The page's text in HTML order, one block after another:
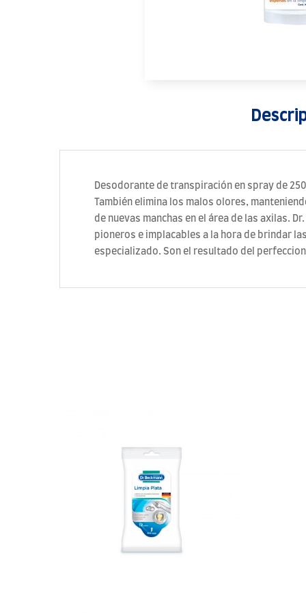
Desodorante de transpiración en spray de
También elimina los malos olores,
de nuevas manchas en el área de las axilas.
pioneros e implacables a la hora de brindar
especializado. Son el resultado del